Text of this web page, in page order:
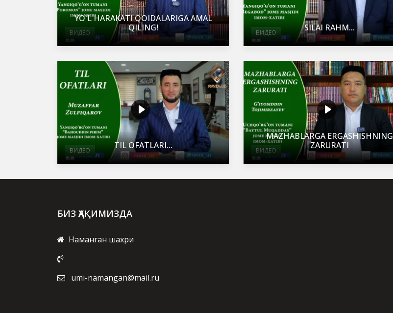
ВИДЕО
YOʻL HARAKATI QOIDALARIGA AMAL
QILING!
ВИДЕО SILAI RAHM...
ВИДЕО TIL OFATLARI... ВИДЕО
MAZHABLARGA ERGASHISHNING
ZARURATI
БИЗ ҲАҚИМИЗДА
Наманган шахри
umi-namangan@mail.ru